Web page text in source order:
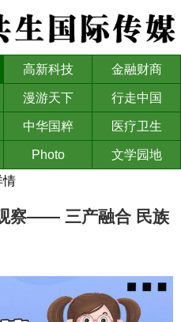
高新科技 金融财商
漫游天下 行走中国
中华国粹 医疗卫生
Photo
文学园地
情
察—— 三产融合 民族